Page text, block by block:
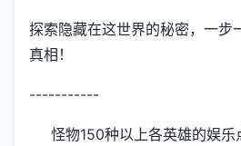
探索隐藏在这世界的秘密，一步
真相！
-----------
怪物150种以上各英雄的娱乐